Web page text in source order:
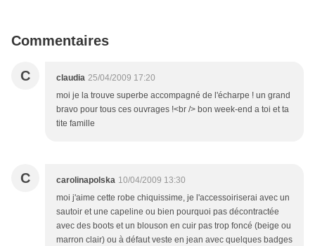
Commentaires
C claudia 25/04/2009 17:20
moi je la trouve superbe accompagné de l'écharpe ! un grand
bravo pour tous ces ouvrages !<br /> bon week-end a toi et ta
tite famille
C carolinapolska 10/04/2009 13:30
moi j'aime cette robe chiquissime, je l'accessoiriserai avec un
sautoir et une capeline ou bien pourquoi pas décontractée
avec des boots et un blouson en cuir pas trop foncé (beige ou
marron clair) ou à défaut veste en jean avec quelques badges